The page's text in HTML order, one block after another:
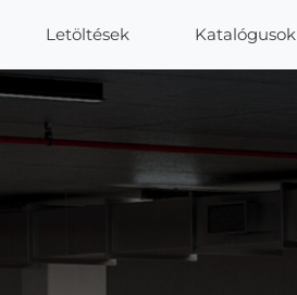
Letöltések Katalógusok